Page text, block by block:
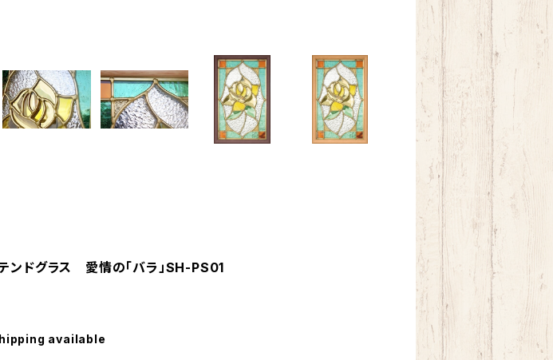
テンドグラス 愛情の「バラ」SH-PS01
available